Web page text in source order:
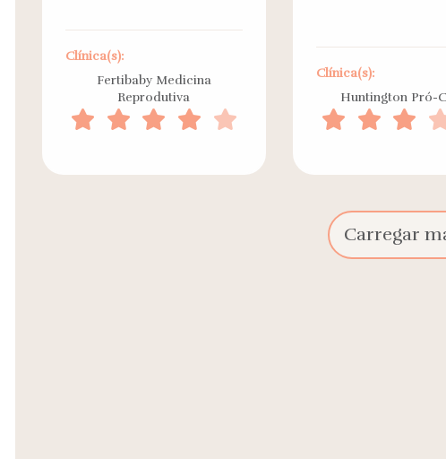
Clínica(s):
Fertibaby Medicina
Reprodutiva
Clínica(s):
Huntington Pró-
Carregar